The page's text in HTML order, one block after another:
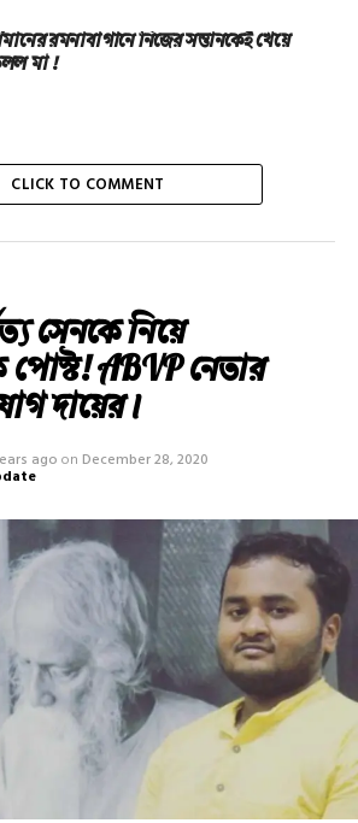
রমনাবাগানে নিজের সন্তানকেই খেয়ে
মা !
CLICK TO COMMENT
সেনকে নিয়ে
ABVP নেতার
দায়ের।
ago on December 28, 2020